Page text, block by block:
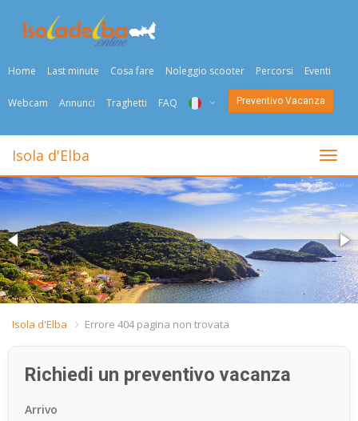
Home Last minute Cosa fare Noleggio scooter Percorsi Eventi
Webcam Annunci Traghetti FAQ
ENG
DEU
NED
FRA
DAN
ESP
Preventivo Vacanza
Togli
Isola d'Elba
Isola d'Elba Errore 404 pagina non trovata
Richiedi un preventivo vacanza
Arrivo